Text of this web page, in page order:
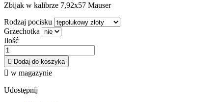
Zbijak w kalibrze 7,92x57 Mauser
Rodzaj pocisku
Grzechotka
Ilość
 Dodaj do koszyka
 w magazynie
Udostępnij